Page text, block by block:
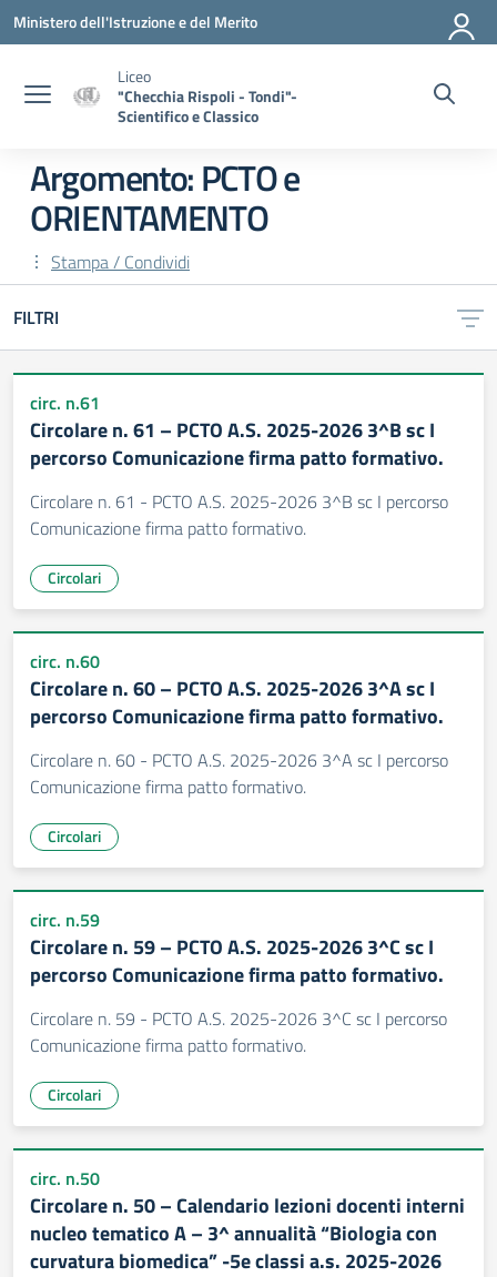
Vai ai contenuti
Vai al menu di navigazione
Vai al footer
Ministero dell'Istruzione e del Merito
Liceo
"Checchia Rispoli - Tondi"-
Scientifico e Classico
Argomento: PCTO e
ORIENTAMENTO
Stampa / Condividi
FILTRI
circ. n.61
Circolare n. 61 – PCTO A.S. 2025-2026 3^B sc I
percorso Comunicazione firma patto formativo.
Circolare n. 61 - PCTO A.S. 2025-2026 3^B sc I percorso
Comunicazione firma patto formativo.
Circolari
circ. n.60
Circolare n. 60 – PCTO A.S. 2025-2026 3^A sc I
percorso Comunicazione firma patto formativo.
Circolare n. 60 - PCTO A.S. 2025-2026 3^A sc I percorso
Comunicazione firma patto formativo.
Circolari
circ. n.59
Circolare n. 59 – PCTO A.S. 2025-2026 3^C sc I
percorso Comunicazione firma patto formativo.
Circolare n. 59 - PCTO A.S. 2025-2026 3^C sc I percorso
Comunicazione firma patto formativo.
Circolari
circ. n.50
Circolare n. 50 – Calendario lezioni docenti interni
nucleo tematico A – 3^ annualità “Biologia con
curvatura biomedica” -5e classi a.s. 2025-2026